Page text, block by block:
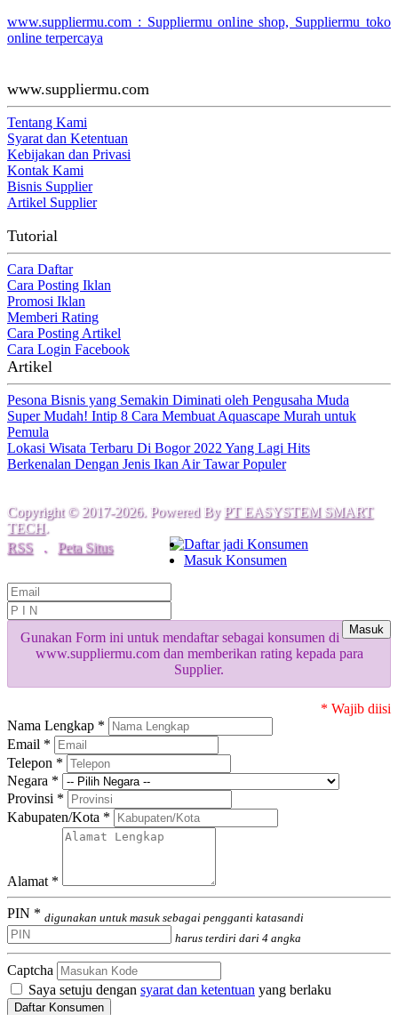
www.suppliermu.com : Suppliermu online shop, Suppliermu toko
online terpercaya
www.suppliermu.com
Tentang Kami
Syarat dan Ketentuan
Kebijakan dan Privasi
Kontak Kami
Bisnis Supplier
Artikel Supplier
Tutorial
Cara Daftar
Cara Posting Iklan
Promosi Iklan
Memberi Rating
Cara Posting Artikel
Cara Login Facebook
Artikel
Pesona Bisnis yang Semakin Diminati oleh Pengusaha Muda
Super Mudah! Intip 8 Cara Membuat Aquascape Murah untuk
Pemula
Lokasi Wisata Terbaru Di Bogor 2022 Yang Lagi Hits
Berkenalan Dengan Jenis Ikan Air Tawar Populer
Copyright © 2017-2026. Powered By PT EASYSTEM SMART
TECH.
RSS
. Peta Situs
Daftar jadi Konsumen
Masuk Konsumen
Masuk
Gunakan Form ini untuk mendaftar sebagai konsumen di
www.suppliermu.com dan memberikan rating kepada para
Supplier.
* Wajib diisi
Nama Lengkap *
Email *
Telepon *
Negara *
Provinsi *
Kabupaten/Kota *
Alamat *
PIN * digunakan untuk masuk sebagai pengganti katasandi
harus terdiri dari 4 angka
Captcha
Saya setuju dengan syarat dan ketentuan yang berlaku
Daftar Konsumen